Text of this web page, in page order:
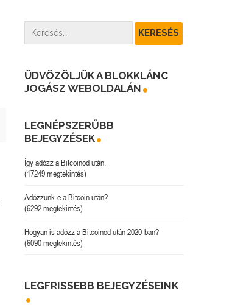
ÜDVÖZÖLJÜK A BLOKKLÁNC
JOGÁSZ WEBOLDALÁN
LEGNÉPSZERŰBB
BEJEGYZÉSEK
Így adózz a Bitcoinod után.
(17249 megtekintés)
Adózzunk-e a Bitcoin után?
(6292 megtekintés)
Hogyan is adózz a Bitcoinod után 2020-ban?
(6090 megtekintés)
LEGFRISSEBB BEJEGYZÉSEINK